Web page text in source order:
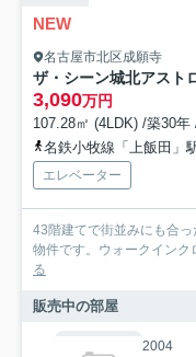
NEW
名古屋市北区成願寺
ザ・シーン城北アスト
3,090万円
107.28㎡ (4LDK) /築30年
名鉄小牧線「上飯田」
エレベーター
43階建てで街並みにも合
物件です。ウォークインク
る
販売中の部屋
2004